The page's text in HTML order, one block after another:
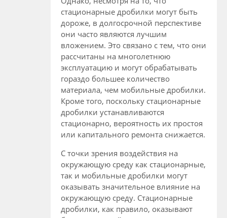
стационарные дробилки могут быть
дороже, в долгосрочной перспективе
они часто являются лучшим
вложением. Это связано с тем, что они
рассчитаны на многолетнюю
эксплуатацию и могут обрабатывать
гораздо большее количество
материала, чем мобильные дробилки.
Кроме того, поскольку стационарные
дробилки устанавливаются
стационарно, вероятность их простоя
или капитального ремонта снижается.
С точки зрения воздействия на
окружающую среду как стационарные,
так и мобильные дробилки могут
оказывать значительное влияние на
окружающую среду. Стационарные
дробилки, как правило, оказывают